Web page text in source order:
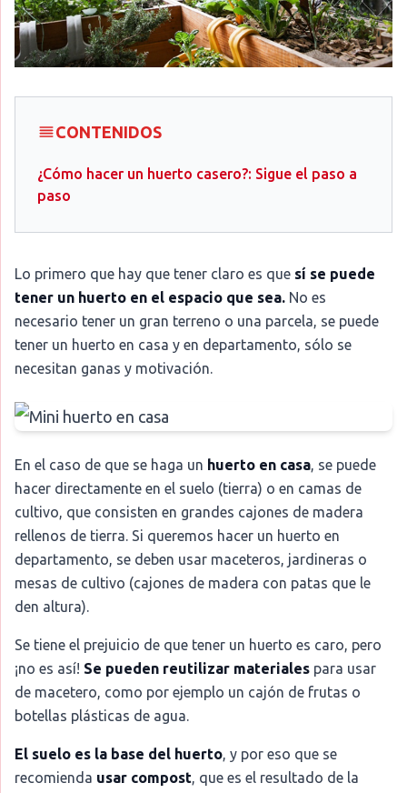
CONTENIDOS
¿Cómo hacer un huerto casero?: Sigue el paso a
paso
Lo primero que hay que tener claro es que sí se puede
tener un huerto en el espacio que sea. No es
necesario tener un gran terreno o una parcela, se puede
tener un huerto en casa y en departamento, sólo se
necesitan ganas y motivación.
En el caso de que se haga un huerto en casa, se puede
hacer directamente en el suelo (tierra) o en camas de
cultivo, que consisten en grandes cajones de madera
rellenos de tierra. Si queremos hacer un huerto en
departamento, se deben usar maceteros, jardineras o
mesas de cultivo (cajones de madera con patas que le
den altura).
Se tiene el prejuicio de que tener un huerto es caro, pero
¡no es así! Se pueden reutilizar materiales para usar
de macetero, como por ejemplo un cajón de frutas o
botellas plásticas de agua.
El suelo es la base del huerto, y por eso que se
recomienda usar compost, que es el resultado de la